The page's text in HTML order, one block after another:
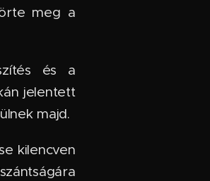
meg a
és a
jelentett
majd.
kilencven